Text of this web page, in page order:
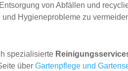
von Abfällen und
Hygieneprobleme zu
spezialisierte
überGartenpflege und